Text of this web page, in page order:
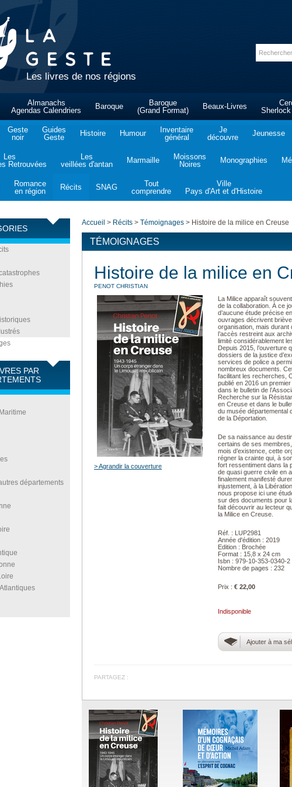
Les livres de nos régions
Almanachs
Agendas Calendriers
Baroque
Baroque
(Grand Format)
Beaux-Livres
Geste
noir
Guides
Geste
Histoire Humour
Inventaire
général
Je
découvre
Jeunesse
Les
Retrouvées
Les
veillées d'antan
Marmaille
Moissons
Noires
Monographies
Romance
en région
Récits SNAG
Tout
comprendre
Ville
Pays d'Art et d'Histoire
PAR
départements
Accueil > Récits > Témoignages > Histoire de la milice en Creuse
TÉMOIGNAGES
Histoire de la milice en
PENOT CHRISTIAN
> Agrandir la couverture
La Milice apparaît
de la collaboration. À ce
d’aucune étude précise
ouvrages décrivent
organisation, mais durant
l’accès restreint aux
limité considérablement
Depuis 2015, l’ouverture
dossiers de la justice
services de police a
nombreux documents.
facilitant les recherches,
publié en 2016 un
dans le bulletin de
Recherche sur la
en Creuse et dans le
du musée départemental
de la Déportation.
De sa naissance au
certains de ses
mois d’existence, cette
régner la crainte qui, à
fort ressentiment dans la
de quasi guerre civile en
finalement manifesté
injustement, à la
nous propose ici une
sur des documents pour
fait découvrir au lecteur
la Milice en Creuse.
Réf. : LUP2981
Année d'édition : 2019
Edition : Brochée
Format : 15,8 x 24 cm
Isbn : 979-10-353-0340-2
Nombre de pages : 232
Prix : € 22,00
Indisponible
Ajouter à ma
PARTAGEZ :